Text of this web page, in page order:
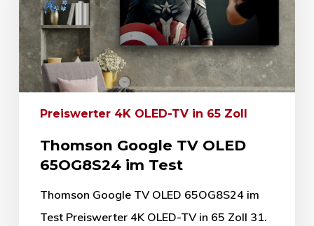
Preiswerter 4K OLED-TV in 65 Zoll
Thomson Google TV OLED
65OG8S24 im Test
Thomson Google TV OLED 65OG8S24 im
Test Preiswerter 4K OLED-TV in 65 Zoll 31.